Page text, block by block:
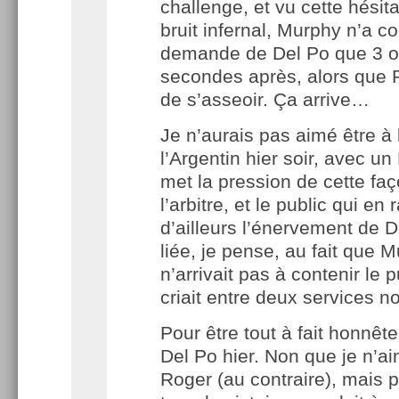
challenge, et vu cette
bruit infernal, Murphy n’a
demande de Del Po que 3
secondes après, alors que
de s’asseoir. Ça arrive…
Je n’aurais pas aimé être
l’Argentin hier soir, avec un
met la pression de cette
l’arbitre, et le public qui en
d’ailleurs l’énervement de
liée, je pense, au fait que
n’arrivait pas à contenir le
criait entre deux services
Pour être tout à fait
Del Po hier. Non que je
Roger (au contraire), mais